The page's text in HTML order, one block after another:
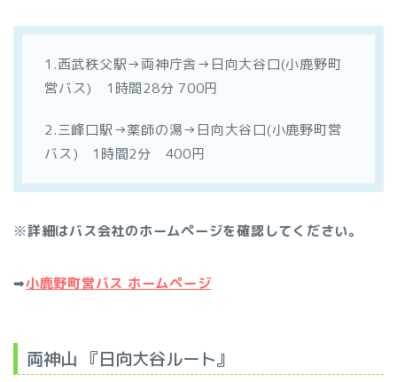
1.西武秩父駅→両神庁舎→日向大谷口(小鹿野町
営バス) 1時間28分 700円
2.三峰口駅→薬師の湯→日向大谷口(小鹿野町営
バス) 1時間2分 400円
※詳細はバス会社のホームページを確認してください。
➡︎小鹿野町営バス ホームページ
両神山 『日向大谷ルート』